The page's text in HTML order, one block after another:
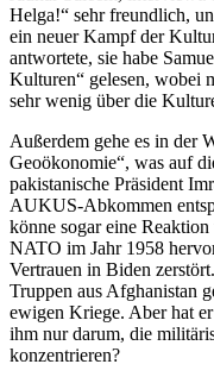
Helga!“ sehr freundlich,
ein neuer Kampf der
antwortete, sie habe
Kulturen“ gelesen, wobei
sehr wenig über die
Außerdem gehe es in der
Geoökonomie“, was auf
pakistanische Präsident
AUKUS-Abkommen
könne sogar eine
NATO im Jahr 1958
Vertrauen in Biden
Truppen aus Afghanistan
ewigen Kriege. Aber hat
ihm nur darum, die
konzentrieren?